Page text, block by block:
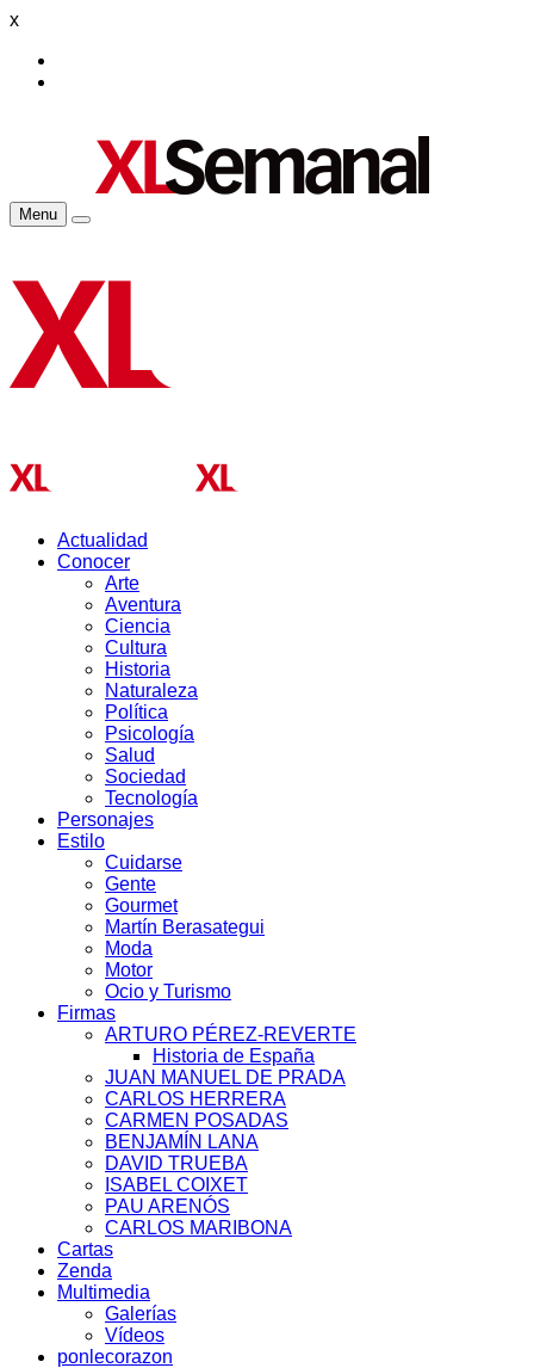
x
Menu
Actualidad
Conocer
Arte
Aventura
Ciencia
Cultura
Historia
Naturaleza
Política
Psicología
Salud
Sociedad
Tecnología
Personajes
Estilo
Cuidarse
Gente
Gourmet
Martín Berasategui
Moda
Motor
Ocio y Turismo
Firmas
ARTURO PÉREZ-REVERTE
Historia de España
JUAN MANUEL DE PRADA
CARLOS HERRERA
CARMEN POSADAS
BENJAMÍN LANA
DAVID TRUEBA
ISABEL COIXET
PAU ARENÓS
CARLOS MARIBONA
Cartas
Zenda
Multimedia
Galerías
Vídeos
ponlecorazon